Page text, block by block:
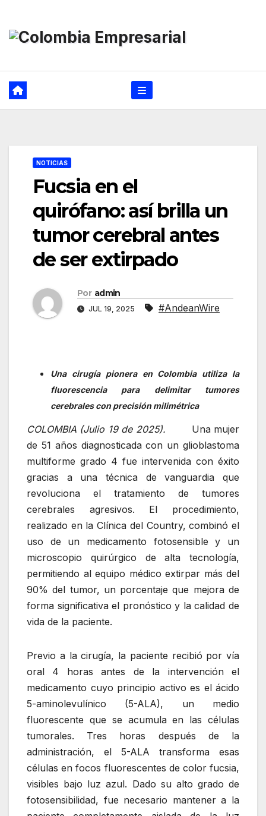
contenido
NOTICIAS
Fucsia en el
quirófano: así brilla un
tumor cerebral antes
de ser extirpado
Por admin
JUL 19, 2025 #AndeanWire
Una cirugía pionera en Colombia utiliza la
fluorescencia para delimitar tumores
cerebrales con precisión milimétrica
COLOMBIA (Julio 19 de 2025). Una mujer
de 51 años diagnosticada con un glioblastoma
multiforme grado 4 fue intervenida con éxito
gracias a una técnica de vanguardia que
revoluciona el tratamiento de tumores
cerebrales agresivos. El procedimiento,
realizado en la Clínica del Country, combinó el
uso de un medicamento fotosensible y un
microscopio quirúrgico de alta tecnología,
permitiendo al equipo médico extirpar más del
90% del tumor, un porcentaje que mejora de
forma significativa el pronóstico y la calidad de
vida de la paciente.
Previo a la cirugía, la paciente recibió por vía
oral 4 horas antes de la intervención el
medicamento cuyo principio activo es el ácido
5-aminolevulínico (5-ALA), un medio
fluorescente que se acumula en las células
tumorales. Tres horas después de la
administración, el 5-ALA transforma esas
células en focos fluorescentes de color fucsia,
visibles bajo luz azul. Dado su alto grado de
fotosensibilidad, fue necesario mantener a la